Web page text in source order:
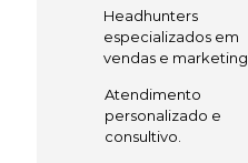
Headhunters
especializados em
vendas e marketing.
Atendimento
personalizado e
consultivo.